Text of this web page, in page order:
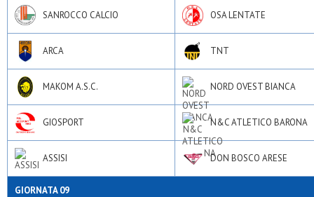
SANROCCO CALCIO OSA LENTATE
ARCA TNT
MAKOM A.S.C. NORD OVEST BIANCA
GIOSPORT N&C ATLETICO BARONA
ASSISI DON BOSCO ARESE
GIORNATA 09